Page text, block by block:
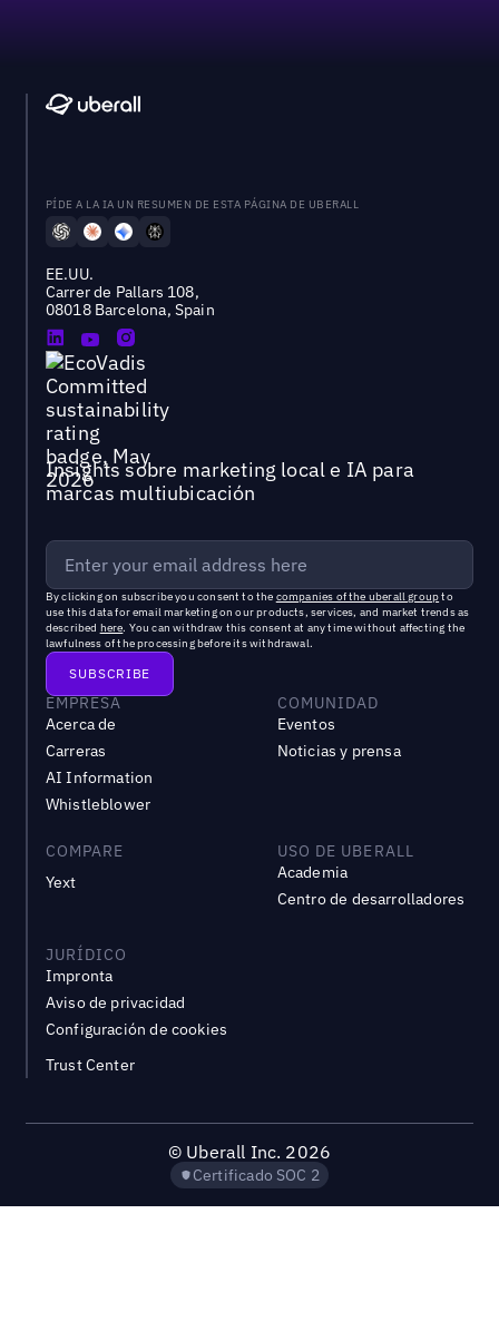
PÍDE A LA IA UN RESUMEN DE ESTA PÁGINA DE UBERALL
EE.UU.
Carrer de Pallars 108,
08018 Barcelona, Spain
Insights sobre marketing local e IA para
marcas multiubicación
By clicking on subscribe you consent to the companies of the uberall groupto
use this data for email marketing on our products, services, and market trends as
described here. You can withdraw this consent at any time without affecting the
lawfulness of the processing before its withdrawal.
EMPRESA
Acerca de
Carreras
AI Information
Whistleblower
COMUNIDAD
Eventos
Noticias y prensa
COMPARE
Yext
USO DE UBERALL
Academia
Centro de desarrolladores
JURÍDICO
Impronta
Aviso de privacidad
Configuración de cookies
Trust Center
© Uberall Inc. 2026
Certificado SOC 2